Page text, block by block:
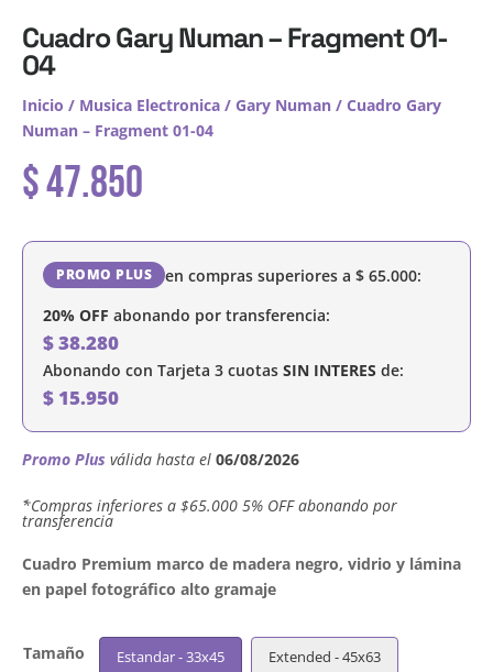
Cuadro Gary Numan – Fragment 01-
04
Inicio / Musica Electronica / Gary Numan / Cuadro Gary
Numan – Fragment 01-04
$47.850
PROMO PLUS en compras superiores a $ 65.000:
20% OFF abonando por transferencia:
$38.280
Abonando con Tarjeta 3 cuotas SIN INTERES de:
$ 15.950
Promo Plus válida hasta el 06/08/2026
´*Compras inferiores a $65.000 5% OFF abonando por
transferencia
Cuadro Premium marco de madera negro, vidrio y lámina
en papel fotográfico alto gramaje
Tamaño Estandar - 33x45 Extended - 45x63